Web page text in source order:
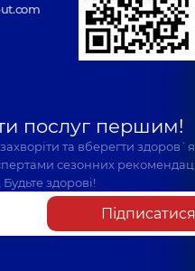
послуг першим!
та вберегти
сезонних
здорові!
Підписатися